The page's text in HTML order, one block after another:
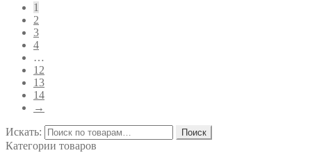
1
2
3
4
…
12
13
14
→
Искать: Поиск
Категории товаров